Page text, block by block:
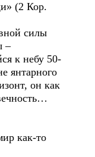
(2 Кор.
силы
–
к небу 50-
янтарного
он как
как-то